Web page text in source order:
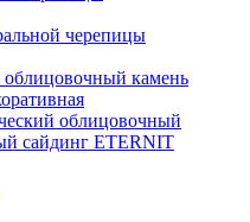
черепицы
камень
облицовочный
сайдинг ETERNIT